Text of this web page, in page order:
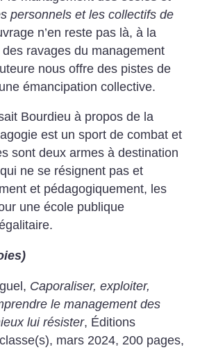
personnels et les collectifs de
n’en reste pas là, à la
des ravages du management
nous offre des pistes de
émancipation collective.
Bourdieu à propos de la
est un sport de combat et
sont deux armes à destination
ne se résignent pas et
et pédagogiquement, les
une école publique
Caporaliser, exploiter,
le management des
lui résister, Éditions
mars 2024, 200 pages,